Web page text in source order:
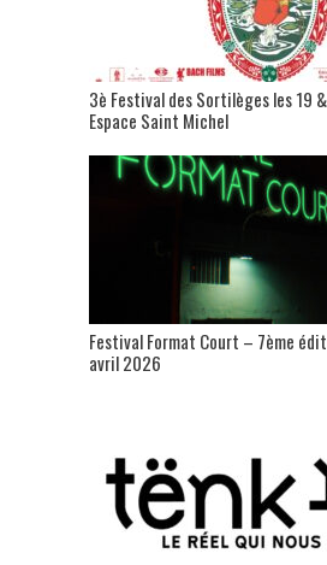
3è Festival des Sortilèges les 19
Espace Saint Michel
Festival Format Court – 7ème
avril 2026